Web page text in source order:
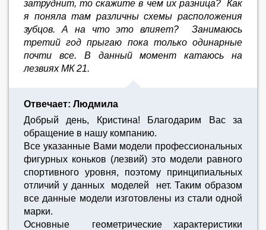
затруднит, то скажите в чем их разница? Как
я поняла там различны схемы расположения
зубцов. А на что это влияет? Занимаюсь
третий год прыгаю пока только одинарные
почти все. В данный момент катаюсь на
лезвиях МК 21.
Отвечает: Людмила
Добрый день, Кристина! Благодарим Вас за
обращение в нашу компанию.
Все указанные Вами модели профессиональных
фигурных коньков (лезвий) это модели равного
спортивного уровня, поэтому принципиальных
отличий у данных моделей нет. Таким образом
все данные модели изготовлены из стали одной
марки.
Основные геометрические характеристики